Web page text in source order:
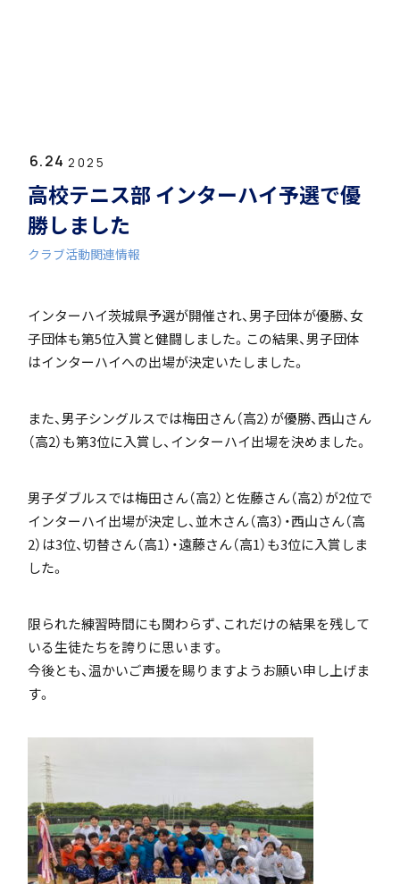
6.24 2025
高校テニス部 インターハイ予選で優
勝しました
クラブ活動関連情報
インターハイ茨城県予選が開催され、男子団体が優勝、女
子団体も第5位入賞と健闘しました。この結果、男子団体
はインターハイへの出場が決定いたしました。
また、男子シングルスでは梅田さん（高2）が優勝、西山さん
（高2）も第3位に入賞し、インターハイ出場を決めました。
男子ダブルスでは梅田さん（高2）と佐藤さん（高2）が2位で
インターハイ出場が決定し、並木さん（高3）・西山さん（高
2）は3位、切替さん（高1）・遠藤さん（高1）も3位に入賞しま
した。
限られた練習時間にも関わらず、これだけの結果を残して
いる生徒たちを誇りに思います。
今後とも、温かいご声援を賜りますようお願い申し上げま
す。
学校長挨拶
「SDGs」の取り組みについて
特色
茗溪ジェネラルクラス（MG）
アカデミアクラス（AC）